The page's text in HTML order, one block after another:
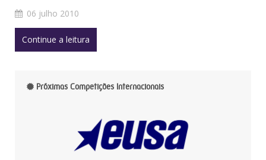
06 julho 2010
Continue a leitura
Próximas Competições Internacionais